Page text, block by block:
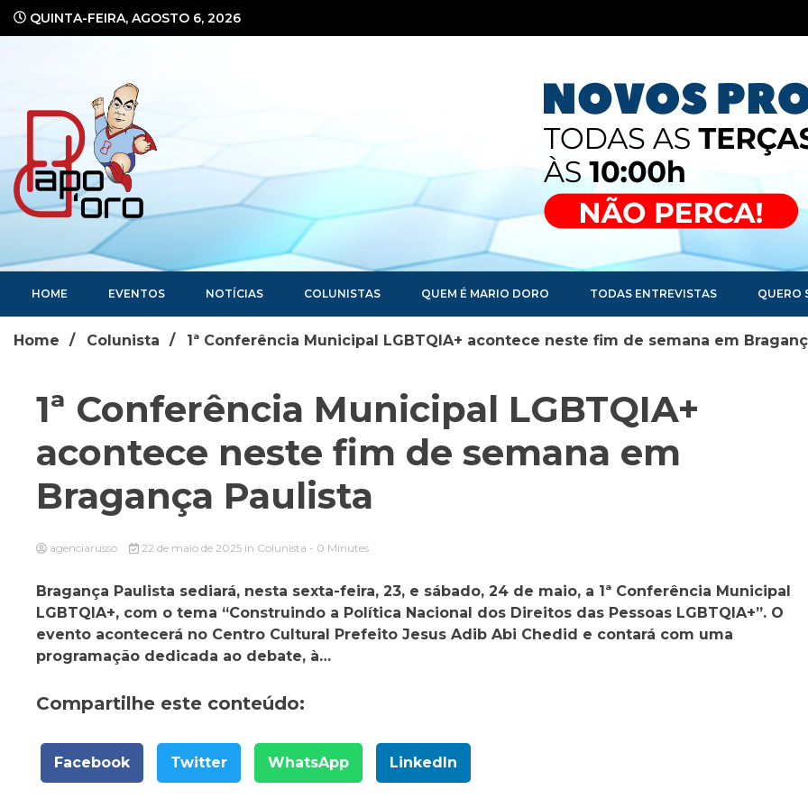
QUINTA-FEIRA, AGOSTO 6, 2026
Portal de Notícias
HOME EVENTOS NOTÍCIAS COLUNISTAS QUEM É MARIO DORO TODAS ENTREVISTAS QUERO
Home Colunista 1ª Conferência Municipal LGBTQIA+ acontece neste fim de semana em
1ª Conferência Municipal LGBTQIA+
acontece neste fim de semana em
Bragança Paulista
agenciarusso 22 de maio de 2025 in Colunista - 0 Minutes
Bragança Paulista sediará, nesta sexta-feira, 23, e sábado, 24 de maio, a 1ª Conferência Municipal
LGBTQIA+, com o tema “Construindo a Política Nacional dos Direitos das Pessoas LGBTQIA+”. O
evento acontecerá no Centro Cultural Prefeito Jesus Adib Abi Chedid e contará com uma
programação dedicada ao debate, à…
Compartilhe este conteúdo:
Facebook Twitter WhatsApp LinkedIn